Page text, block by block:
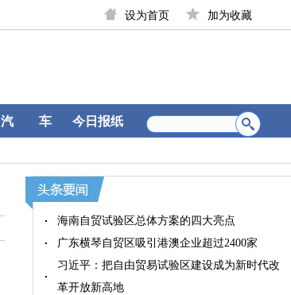
设为首页 加为收藏
汽 车 今日报纸
海南自贸试验区总体方案的四大亮点
广东横琴自贸区吸引港澳企业超过2400家
习近平：把自由贸易试验区建设成为新时代改
革开放新高地